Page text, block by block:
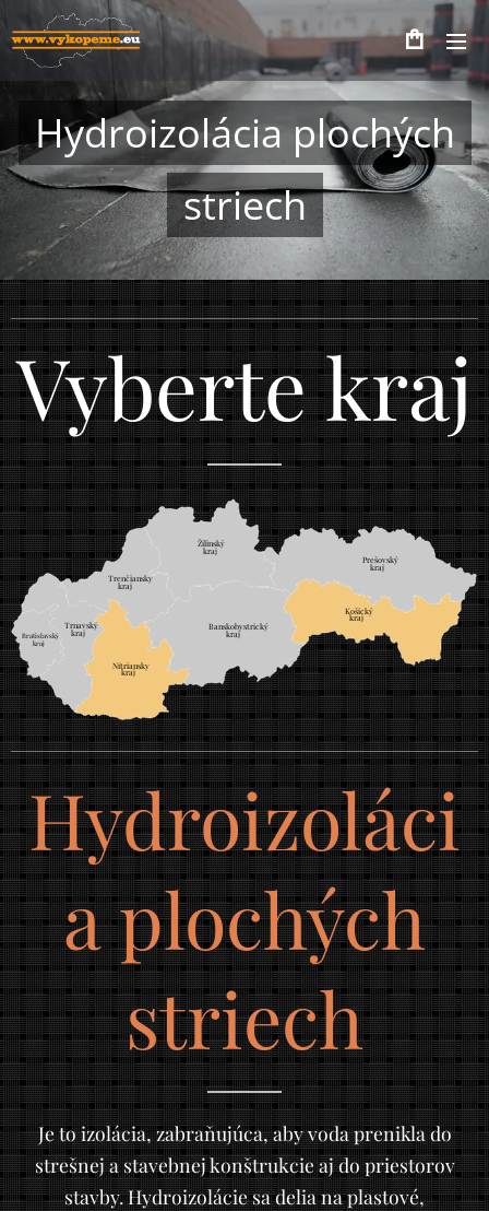
Hydroizolácia plochých
striech
Vyberte kraj
Bratislavský
kraj
Trnavský
kraj
Nitriansky
kraj
Trenčiansky
kraj
Banskobystrický
kraj
Košický
kraj
Prešovský
kraj
Žilinský
kraj
Hydroizoláci
a plochých
striech
Je to izolácia, zabraňujúca, aby voda prenikla do
strešnej a stavebnej konštrukcie aj do priestorov
stavby. Hydroizolácie sa delia na plastové,